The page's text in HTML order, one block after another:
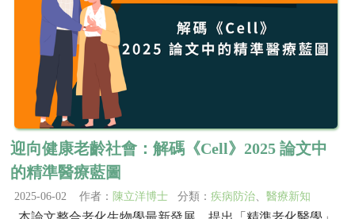
迎向健康老齡社會：解碼《Cell》2025 論文中
的精準醫療藍圖
2025-06-02 作者： 陳立洋博士 分類： 疾病防治、 醫療新知